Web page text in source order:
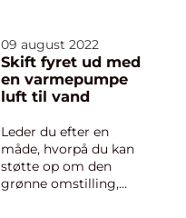
slags. Men bør man
gøre det? Brunch er
ikke kun for
morgenfriske. Brunch
09 august 2022
Skift fyret ud med
en varmepumpe
luft til vand
Leder du efter en
måde, hvorpå du kan
støtte op om den
grønne omstilling,